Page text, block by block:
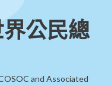
公民總
and Associated